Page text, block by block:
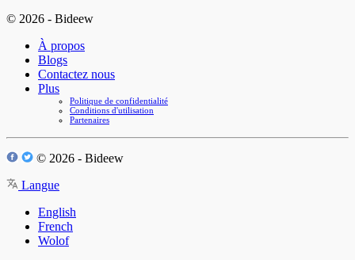
© 2026 - Bideew
À propos
Blogs
Contactez nous
Plus
Politique de confidentialité
Conditions d'utilisation
Partenaires
© 2026 - Bideew
Langue
English
French
Wolof